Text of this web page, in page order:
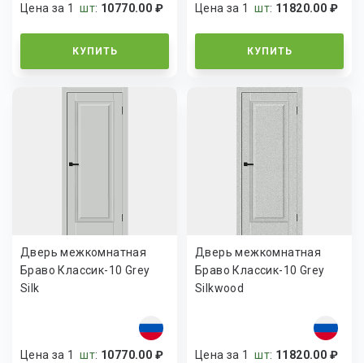
Цена за 1шт: 10770.00 ₽
КУПИТЬ
Цена за 1шт: 11820.00 ₽
КУПИТЬ
Дверь межкомнатная
Браво Классик-10 Grey
Silk
Цена за 1шт: 10770.00 ₽
Дверь межкомнатная
Браво Классик-10 Grey
Silkwood
Цена за 1шт: 11820.00 ₽